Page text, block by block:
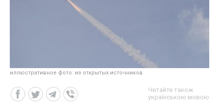
иллюстративное фото: из открытых источников
Читайте також
українською мовою